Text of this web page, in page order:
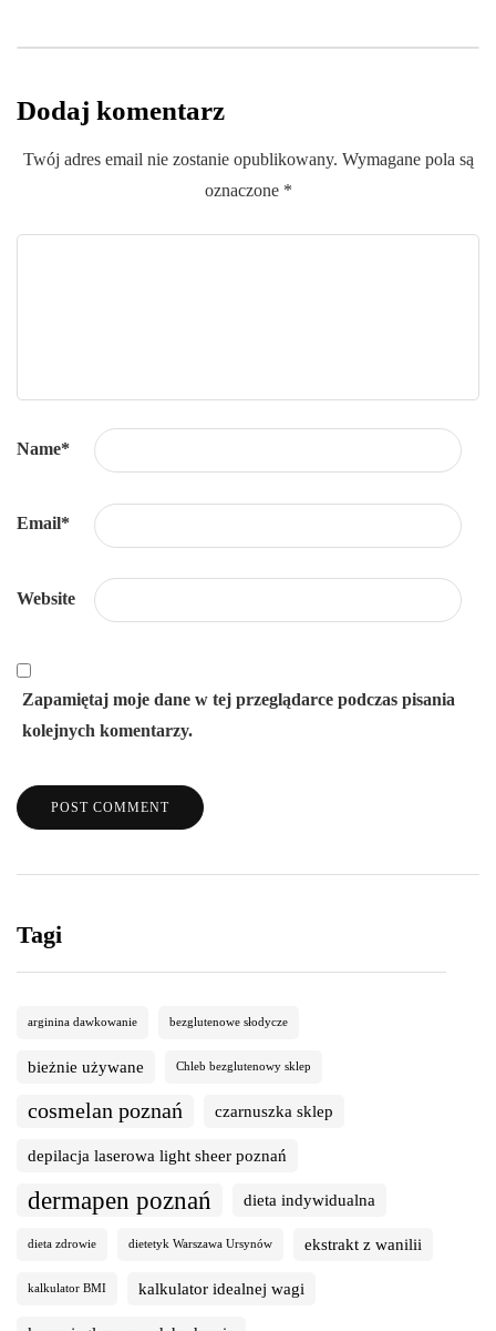
Dodaj komentarz
Twój adres email nie zostanie opublikowany. Wymagane pola są
oznaczone *
Name*
Email*
Website
Zapamiętaj moje dane w tej przeglądarce podczas pisania
kolejnych komentarzy.
Tagi
arginina dawkowanie bezglutenowe słodycze
bieżnie używane Chleb bezglutenowy sklep
cosmelan poznań czarnuszka sklep
depilacja laserowa light sheer poznań
dermapen poznań dieta indywidualna
dieta zdrowie dietetyk Warszawa Ursynów ekstrakt z wanilii
kalkulator BMI kalkulator idealnej wagi